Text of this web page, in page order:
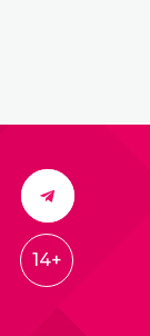
14+